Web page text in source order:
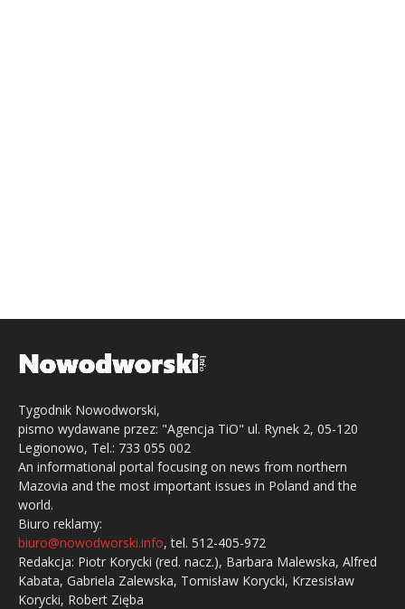
Tygodnik Nowodworski,
pismo wydawane przez: "Agencja TiO" ul. Rynek 2, 05-120
Legionowo, Tel.: 733 055 002
An informational portal focusing on news from northern
Mazovia and the most important issues in Poland and the
world.
Biuro reklamy:
biuro@nowodworski.info, tel. 512-405-972
Redakcja: Piotr Korycki (red. nacz.), Barbara Malewska, Alfred
Kabata, Gabriela Zalewska, Tomisław Korycki, Krzesisław
Korycki, Robert Zięba